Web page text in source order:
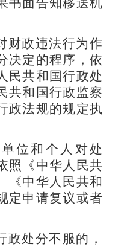
财政违法行为作
决定的程序，依
民共和国行政处
共和国行政监察
政法规的规定执
单位和个人对处
照《中华人民共
《中华人民共和
定申请复议或者
政处分不服的，